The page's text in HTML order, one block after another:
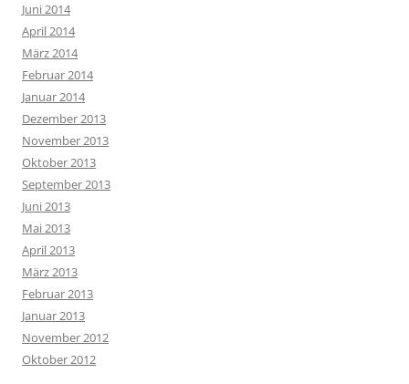
Juni 2014
April 2014
März 2014
Februar 2014
Januar 2014
Dezember 2013
November 2013
Oktober 2013
September 2013
Juni 2013
Mai 2013
April 2013
März 2013
Februar 2013
Januar 2013
November 2012
Oktober 2012